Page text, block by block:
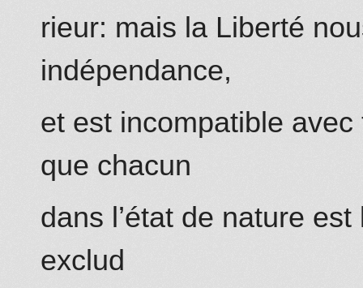
rieur: mais la Liberté
indépendance,
et est incompatible avec
que chacun
dans l’état de nature
exclud